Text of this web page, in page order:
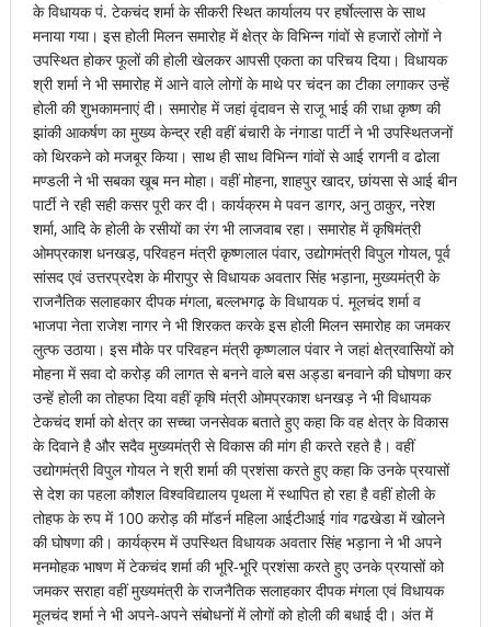
के विधायक पं. टेकचंद शर्मा के सीकरी स्थित कार्यालय पर हर्षाेल्लास के साथ
मनाया गया। इस होली मिलन समारोह में क्षेत्र के विभिन्न गांवों से हजारों लोगों ने
उपस्थित होकर फूलों की होली खेलकर आपसी एकता का परिचय दिया। विधायक
श्री शर्मा ने भी समारोह में आने वाले लोगों के माथे पर चंदन का टीका लगाकर उन्हें
होली की शुभकामनाएं दी। समारोह में जहां वृंदावन से राजू भाई की राधा कृष्ण की
झांकी आकर्षण का मुख्य केन्द्र रही वहीं बंचारी के नंगाडा पार्टी ने भी उपस्थितजनों
को थिरकने को मजबूर किया। साथ ही साथ विभिन्न गांवों से आई रागनी व ढोला
मण्डली ने भी सबका खूब मन मोहा। वहीं मोहना, शाहपुर खादर, छांयसा से आई बीन
पार्टी ने रही सही कसर पूरी कर दी। कार्यक्रम मे पवन डागर, अनु ठाकुर, नरेश
शर्मा, आदि के होली के रसीयों का रंग भी लाजवाब रहा। समारोह में कृषिमंत्री
ओमप्रकाश धनखड़, परिवहन मंत्री कृष्णलाल पंवार, उद्योगमंत्री विपुल गोयल, पूर्व
सांसद एवं उत्तरप्रदेश के मीरापुर से विधायक अवतार सिंह भड़ाना, मुख्यमंत्री के
राजनैतिक सलाहकार दीपक मंगला, बल्लभगढ़ के विधायक पं. मूलचंद शर्मा व
भाजपा नेता राजेश नागर ने भी शिरकत करके इस होली मिलन समारोह का जमकर
लुत्फ उठाया। इस मौके पर परिवहन मंत्री कृष्णलाल पंवार ने जहां क्षेत्रवासियों को
मोहना में सवा दो करोड़ की लागत से बनने वाले बस अड्डा बनवाने की घोषणा कर
उन्हें होली का तोहफा दिया वहीं कृषि मंत्री ओमप्रकाश धनखड़ ने भी विधायक
टेकचंद शर्मा को क्षेत्र का सच्चा जनसेवक बताते हुए कहा कि वह क्षेत्र के विकास
के दिवाने है और सदैव मुख्यमंत्री से विकास की मांग ही करते रहते है। वहीं
उद्योगमंत्री विपुल गोयल ने श्री शर्मा की प्रशंसा करते हुए कहा कि उनके प्रयासों
से देश का पहला कौशल विश्वविद्यालय पृथला में स्थापित हो रहा है वहीं होली के
तोहफ के रुप में 100 करोड़ की मॉडर्न महिला आईटीआई गांव गढखेडा में खोलने
की घोषणा की। कार्यक्रम में उपस्थित विधायक अवतार सिंह भड़ाना ने भी अपने
मनमोहक भाषण में टेकचंद शर्मा की भूरि-भूरि प्रशंसा करते हुए उनके प्रयासों को
जमकर सराहा वहीं मुख्यमंत्री के राजनैतिक सलाहकार दीपक मंगला एवं विधायक
मूलचंद शर्मा ने भी अपने-अपने संबोधनों में लोगों को होली की बधाई दी। अंत में